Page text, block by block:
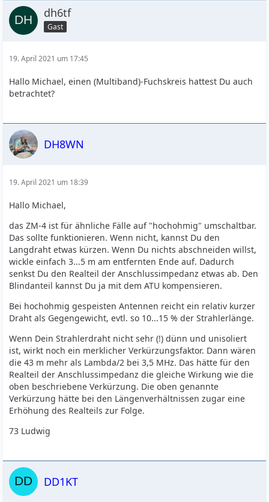
dh6tf
Gast
19. April 2021 um 17:45
Hallo Michael, einen (Multiband)-Fuchskreis hattest Du auch
betrachtet?
DH8WN
19. April 2021 um 18:39
Hallo Michael,
das ZM-4 ist für ähnliche Fälle auf "hochohmig" umschaltbar.
Das sollte funktionieren. Wenn nicht, kannst Du den
Langdraht etwas kürzen. Wenn Du nichts abschneiden willst,
wickle einfach 3...5 m am entfernten Ende auf. Dadurch
senkst Du den Realteil der Anschlussimpedanz etwas ab. Den
Blindanteil kannst Du ja mit dem ATU kompensieren.
Bei hochohmig gespeisten Antennen reicht ein relativ kurzer
Draht als Gegengewicht, evtl. so 10...15 % der Strahlerlänge.
Wenn Dein Strahlerdraht nicht sehr (!) dünn und unisoliert
ist, wirkt noch ein merklicher Verkürzungsfaktor. Dann wären
die 43 m mehr als Lambda/2 bei 3,5 MHz. Das hätte für den
Realteil der Anschlussimpedanz die gleiche Wirkung wie die
oben beschriebene Verkürzung. Die oben genannte
Verkürzung hätte bei den Längenverhältnissen zugar eine
Erhöhung des Realteils zur Folge.
73 Ludwig
DD1KT